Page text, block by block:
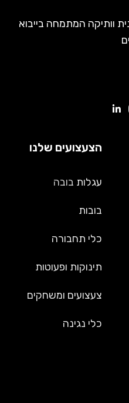
וותיקה המתמחה בייבוא
הצעצועים שלנו
עגלות בובה
בובות
כלי תחבורה
תינוקות ופעוטות
צעצועים ומשחקים
כלי נגינה